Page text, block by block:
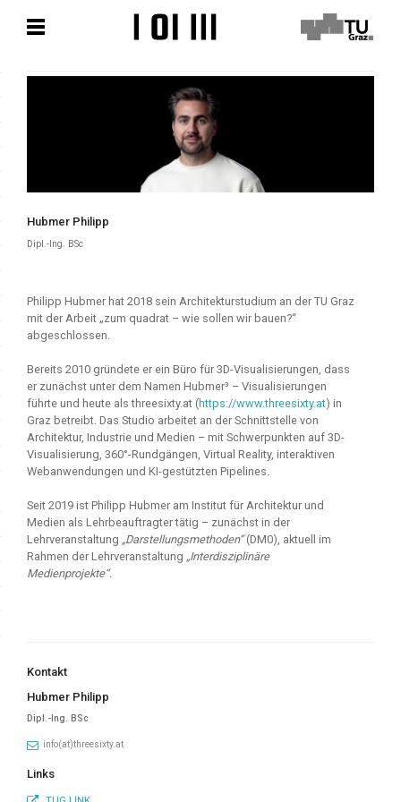
Hauptinhalt
Hauptinhalt
Hubmer Philipp
Dipl.-Ing. BSc
Philipp Hubmer hat 2018 sein Architekturstudium an der TU Graz
mit der Arbeit „zum quadrat – wie sollen wir bauen?“
abgeschlossen.
Bereits 2010 gründete er ein Büro für 3D-Visualisierungen, dass
er zunächst unter dem Namen Hubmer³ – Visualisierungen
führte und heute als threesixty.at (https://www.threesixty.at) in
Graz betreibt. Das Studio arbeitet an der Schnittstelle von
Architektur, Industrie und Medien – mit Schwerpunkten auf 3D-
Visualisierung, 360°-Rundgängen, Virtual Reality, interaktiven
Webanwendungen und KI-gestützten Pipelines.
Seit 2019 ist Philipp Hubmer am Institut für Architektur und
Medien als Lehrbeauftragter tätig – zunächst in der
Lehrveranstaltung „Darstellungsmethoden“(DM0), aktuell im
Rahmen der Lehrveranstaltung „Interdisziplinäre
Medienprojekte“.
Kontakt
Hubmer Philipp
Dipl.-Ing. BSc
info(at)threesixty.at
Links